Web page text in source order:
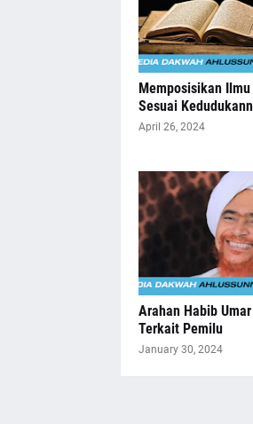
Memposisikan
Sesuai
April 26, 2024
Arahan Habib
Terkait Pemilu
January 30, 2024